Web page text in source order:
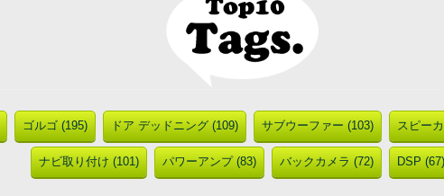
ゴルゴ (195) ドア デッドニング (109) サブウーファー (103) スピー
ナビ取り付け (101) パワーアンプ (83) バックカメラ (72) DSP (67)